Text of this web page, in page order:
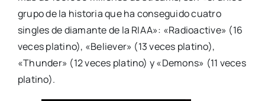
grupo de la historia que ha conseguido cuatro
singles de diamante de la RIAA»: «Radioactive» (16
veces platino), «Believer» (13 veces platino),
«Thunder» (12 veces platino) y «Demons» (11 veces
platino).